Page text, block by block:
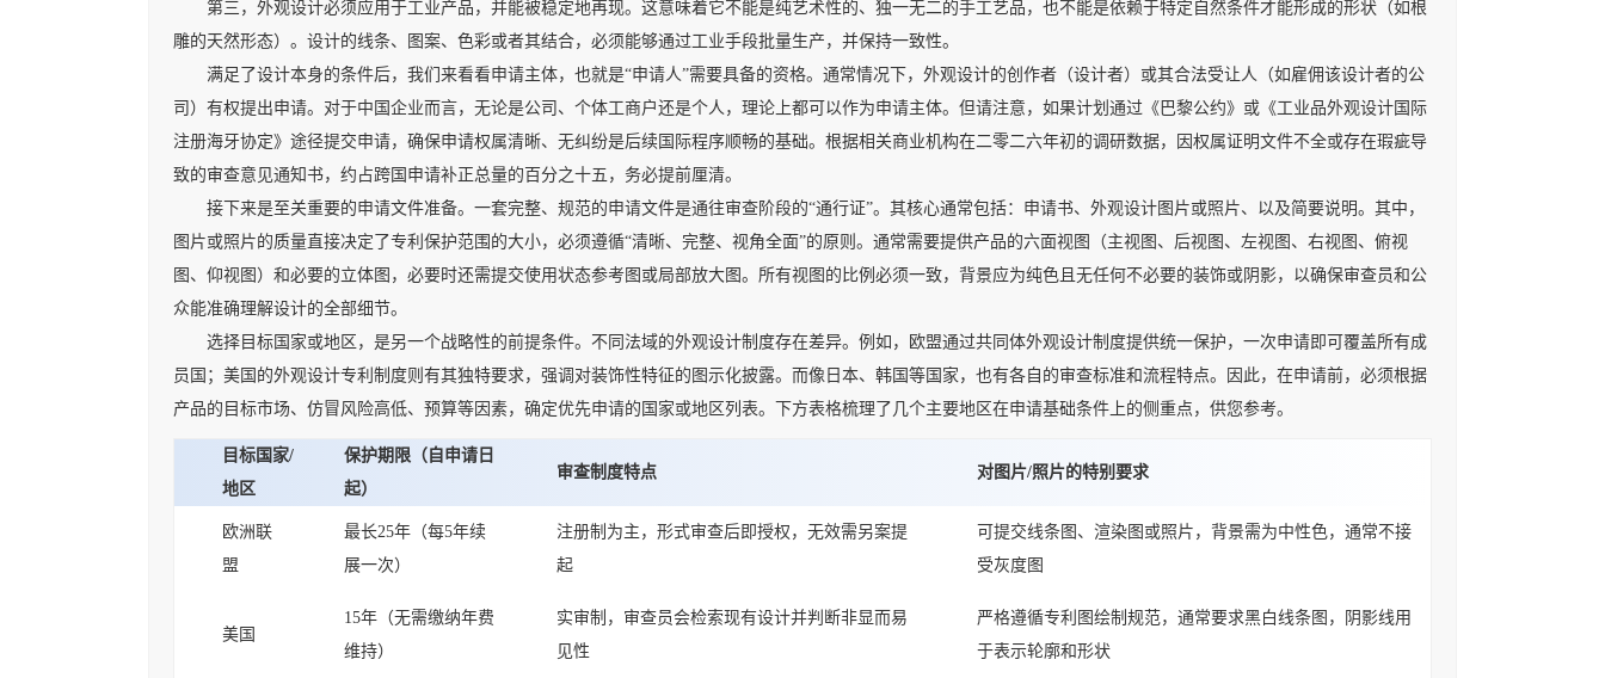
第三，外观设计必须应用于工业产品，并能被稳定地再现。这意味着它不能是纯艺术性的、独一无二的手工艺品，也不能是依赖于特定自然条件才能形成的形状（如根
雕的天然形态）。设计的线条、图案、色彩或者其结合，必须能够通过工业手段批量生产，并保持一致性。
满足了设计本身的条件后，我们来看看申请主体，也就是“申请人”需要具备的资格。通常情况下，外观设计的创作者（设计者）或其合法受让人（如雇佣该设计者的公
司）有权提出申请。对于中国企业而言，无论是公司、个体工商户还是个人，理论上都可以作为申请主体。但请注意，如果计划通过《巴黎公约》或《工业品外观设计国际
注册海牙协定》途径提交申请，确保申请权属清晰、无纠纷是后续国际程序顺畅的基础。根据相关商业机构在二零二六年初的调研数据，因权属证明文件不全或存在瑕疵导
致的审查意见通知书，约占跨国申请补正总量的百分之十五，务必提前厘清。
接下来是至关重要的申请文件准备。一套完整、规范的申请文件是通往审查阶段的“通行证”。其核心通常包括：申请书、外观设计图片或照片、以及简要说明。其中，
图片或照片的质量直接决定了专利保护范围的大小，必须遵循“清晰、完整、视角全面”的原则。通常需要提供产品的六面视图（主视图、后视图、左视图、右视图、俯视
图、仰视图）和必要的立体图，必要时还需提交使用状态参考图或局部放大图。所有视图的比例必须一致，背景应为纯色且无任何不必要的装饰或阴影，以确保审查员和公
众能准确理解设计的全部细节。
选择目标国家或地区，是另一个战略性的前提条件。不同法域的外观设计制度存在差异。例如，欧盟通过共同体外观设计制度提供统一保护，一次申请即可覆盖所有成
员国；美国的外观设计专利制度则有其独特要求，强调对装饰性特征的图示化披露。而像日本、韩国等国家，也有各自的审查标准和流程特点。因此，在申请前，必须根据
产品的目标市场、仿冒风险高低、预算等因素，确定优先申请的国家或地区列表。下方表格梳理了几个主要地区在申请基础条件上的侧重点，供您参考。
目标国家/
地区
保护期限（自申请日
起）
审查制度特点 对图片/照片的特别要求
欧洲联
盟
最长25年（每5年续
展一次）
注册制为主，形式审查后即授权，无效需另案提
起
可提交线条图、渲染图或照片，背景需为中性色，通常不接
受灰度图
美国
15年（无需缴纳年费
维持）
实审制，审查员会检索现有设计并判断非显而易
见性
严格遵循专利图绘制规范，通常要求黑白线条图，阴影线用
于表示轮廓和形状